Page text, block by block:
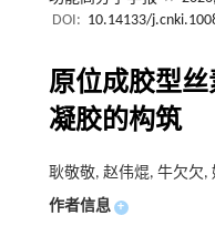
DOI: 10.14133/
原位成胶型
凝胶的构筑
耿敬敬, 赵伟焜, 牛欠欠,
作者信息 +